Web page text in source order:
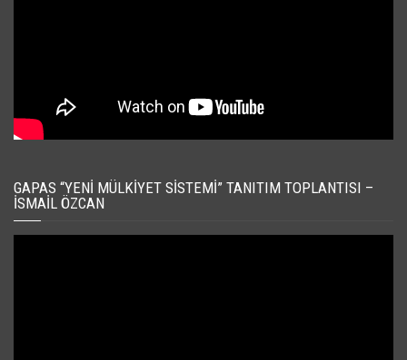
GAPAS “YENI MÜLKIYET SISTEMI” TANITIM TOPLANTISI –
İSMAIL ÖZCAN